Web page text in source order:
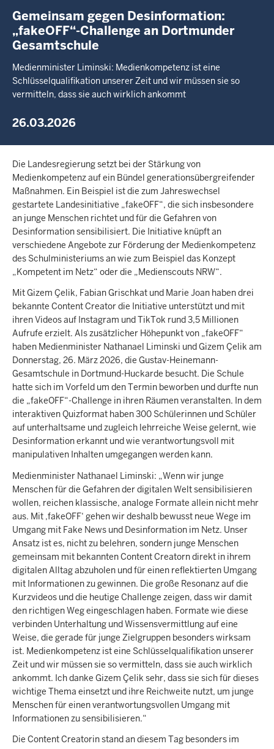
Gemeinsam gegen Desinformation:
„fakeOFF“-Challenge an Dortmunder
Gesamtschule
Medienminister Liminski: Medienkompetenz ist eine
Schlüsselqualifikation unserer Zeit und wir müssen sie so
vermitteln, dass sie auch wirklich ankommt
26.03.2026
Die Landesregierung setzt bei der Stärkung von
Medienkompetenz auf ein Bündel generationsübergreifender
Maßnahmen. Ein Beispiel ist die zum Jahreswechsel
gestartete Landesinitiative „fakeOFF“, die sich insbesondere
an junge Menschen richtet und für die Gefahren von
Desinformation sensibilisiert. Die Initiative knüpft an
verschiedene Angebote zur Förderung der Medienkompetenz
des Schulministeriums an wie zum Beispiel das Konzept
„Kompetent im Netz“ oder die „Medienscouts NRW“.
Mit Gizem Çelik, Fabian Grischkat und Marie Joan haben drei
bekannte Content Creator die Initiative unterstützt und mit
ihren Videos auf Instagram und TikTok rund 3,5 Millionen
Aufrufe erzielt. Als zusätzlicher Höhepunkt von „fakeOFF“
haben Medienminister Nathanael Liminski und Gizem Çelik am
Donnerstag, 26. März 2026, die Gustav-Heinemann-
Gesamtschule in Dortmund-Huckarde besucht. Die Schule
hatte sich im Vorfeld um den Termin beworben und durfte nun
die „fakeOFF“-Challenge in ihren Räumen veranstalten. In dem
interaktiven Quizformat haben 300 Schülerinnen und Schüler
auf unterhaltsame und zugleich lehrreiche Weise gelernt, wie
Desinformation erkannt und wie verantwortungsvoll mit
manipulativen Inhalten umgegangen werden kann.
Medienminister Nathanael Liminski: „Wenn wir junge
Menschen für die Gefahren der digitalen Welt sensibilisieren
wollen, reichen klassische, analoge Formate allein nicht mehr
aus. Mit ‚fakeOFF‘ gehen wir deshalb bewusst neue Wege im
Umgang mit Fake News und Desinformation im Netz. Unser
Ansatz ist es, nicht zu belehren, sondern junge Menschen
gemeinsam mit bekannten Content Creatorn direkt in ihrem
digitalen Alltag abzuholen und für einen reflektierten Umgang
mit Informationen zu gewinnen. Die große Resonanz auf die
Kurzvideos und die heutige Challenge zeigen, dass wir damit
den richtigen Weg eingeschlagen haben. Formate wie diese
verbinden Unterhaltung und Wissensvermittlung auf eine
Weise, die gerade für junge Zielgruppen besonders wirksam
ist. Medienkompetenz ist eine Schlüsselqualifikation unserer
Zeit und wir müssen sie so vermitteln, dass sie auch wirklich
ankommt. Ich danke Gizem Çelik sehr, dass sie sich für dieses
wichtige Thema einsetzt und ihre Reichweite nutzt, um junge
Menschen für einen verantwortungsvollen Umgang mit
Informationen zu sensibilisieren.“
Die Content Creatorin stand an diesem Tag besonders im